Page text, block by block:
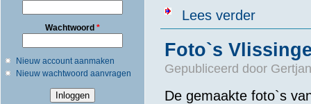
Wachtwoord *
Nieuw account aanmaken
Nieuw wachtwoord aanvragen
Lees verderover Petra
Foto`s
Gepubliceerd door
De gemaakte foto`s